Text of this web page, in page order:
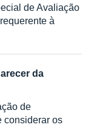
de Avaliação
à
da
de
considerar os